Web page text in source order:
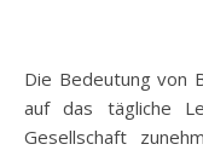
Die Bedeutung von Behinderungen und ihre Auswirkungen
auf das tägliche
Gesellschaft